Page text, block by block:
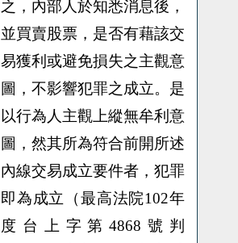
之，內部人於知悉消息後，
並買賣股票，是否有藉該交
易獲利或避免損失之主觀意
圖，不影響犯罪之成立。是
以行為人主觀上縱無牟利意
圖，然其所為符合前開所述
內線交易成立要件者，犯罪
即為成立（最高法院102年
度台上字第4868號判